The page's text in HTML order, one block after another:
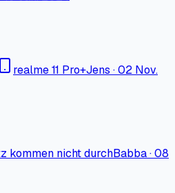
realme 11 Pro+Jens ·02 Nov.
kommen nicht durchBabba·08